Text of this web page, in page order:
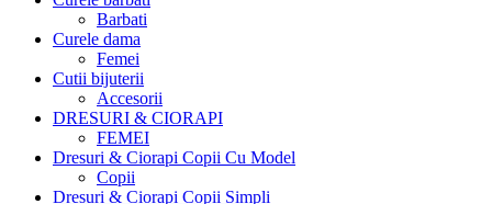
Barbati
Curele dama
Femei
Cutii bijuterii
Accesorii
DRESURI & CIORAPI
FEMEI
Dresuri & Ciorapi Copii Cu Model
Copii
Dresuri & Ciorapi Copii Simpli